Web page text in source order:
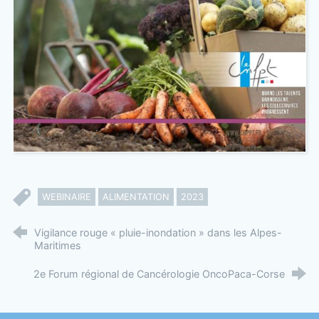
WEBINAIRE ALIMENTATION 2023
Vigilance rouge « pluie-inondation » dans les Alpes-
Maritimes
2e Forum régional de Cancérologie OncoPaca-Corse